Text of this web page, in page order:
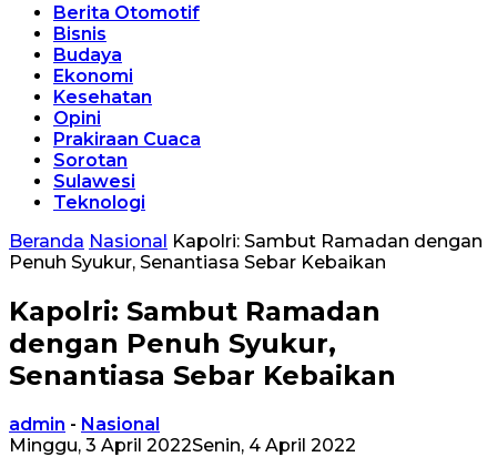
Berita Otomotif
Bisnis
Budaya
Ekonomi
Kesehatan
Opini
Prakiraan Cuaca
Sorotan
Sulawesi
Teknologi
Beranda Nasional Kapolri: Sambut Ramadan dengan
Penuh Syukur, Senantiasa Sebar Kebaikan
Kapolri: Sambut Ramadan
dengan Penuh Syukur,
Senantiasa Sebar Kebaikan
admin - Nasional
Minggu, 3 April 2022Senin, 4 April 2022